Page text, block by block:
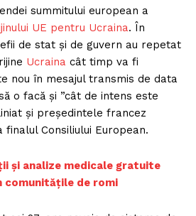
summitului european a
UE pentru Ucraina. În
de stat și de guvern au repetat
Ucraina cât timp va fi
nou în mesajul transmis de data
o facă și ”cât de intens este
și președintele francez
finalul Consiliului European.
și analize medicale gratuite
comunitățile de romi